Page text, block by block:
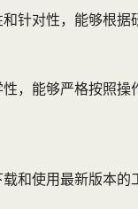
针对性，能够根
，能够严格按照
和使用最新版本